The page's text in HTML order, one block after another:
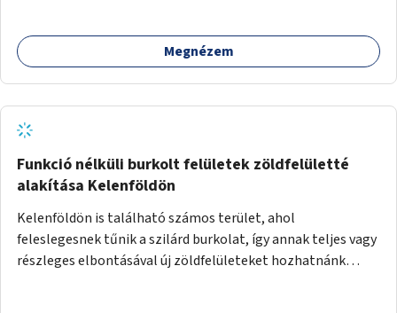
Megnézem
Funkció nélküli burkolt felületek zöldfelületté
alakítása Kelenföldön
Kelenföldön is található számos terület, ahol
feleslegesnek tűnik a szilárd burkolat, így annak teljes vagy
részleges elbontásával új zöldfelületeket hozhatnánk